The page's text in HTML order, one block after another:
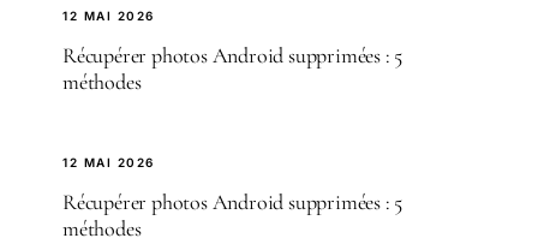
12 MAI 2026
Récupérer photos Android supprimées : 5
méthodes
12 MAI 2026
Récupérer photos Android supprimées : 5
méthodes